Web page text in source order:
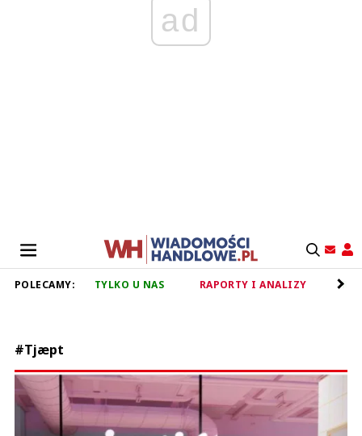
ad
POLECAMY: TYLKO U NAS RAPORTY I ANALIZY
#Tjæpt